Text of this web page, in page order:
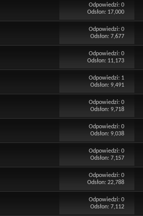
Odpowiedzi:0
Odsłon: 17,000
Odpowiedzi:0
Odsłon: 7,677
Odpowiedzi:0
Odsłon: 11,173
Odpowiedzi: 1
Odsłon: 9,491
Odpowiedzi:0
Odsłon: 9,718
Odpowiedzi:0
Odsłon: 9,038
Odpowiedzi:0
Odsłon: 7,157
Odpowiedzi:0
Odsłon: 22,788
Odpowiedzi:0
Odsłon: 7,112